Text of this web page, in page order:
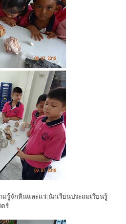
รู้จักหินและแร่ นักเรียนประถมเรียนรูู้
ร์